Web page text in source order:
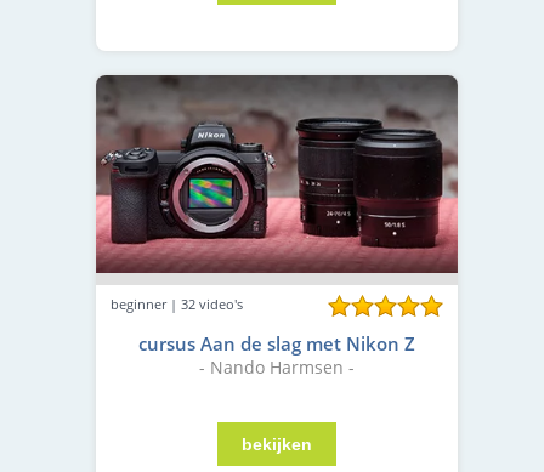
beginner | 32 video's
cursus Aan de slag met Nikon Z
- Nando Harmsen -